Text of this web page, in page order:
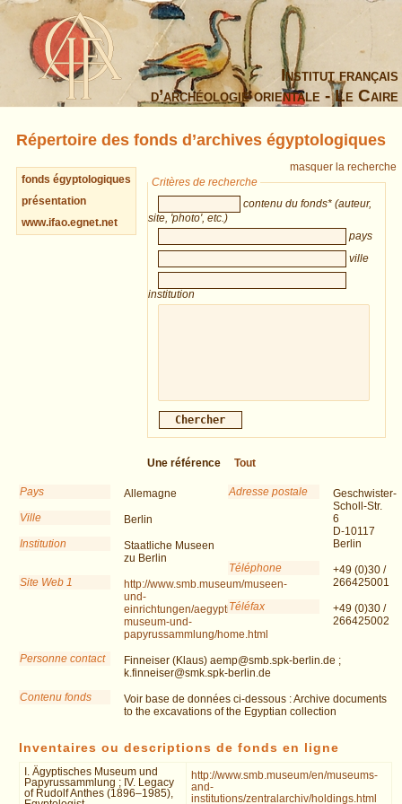
Institut français
d’archéologie orientale - Le Caire
Répertoire des fonds d’archives égyptologiques
fonds égyptologiques
présentation
www.ifao.egnet.net
masquer la recherche
Critères de recherche
contenu du fonds* (auteur,
site, 'photo', etc.)
pays
ville
institution
Une référence Tout
Pays
Allemagne
Ville
Berlin
Institution
Staatliche Museen
zu Berlin
Site Web 1
http://www.smb.museum/museen-
und-
einrichtungen/aegyptisches-
museum-und-
papyrussammlung/home.html
Adresse postale
Geschwister-
Scholl-Str.
6
D-10117
Berlin
Téléphone
+49 (0)30 /
266425001
Téléfax
+49 (0)30 /
266425002
Personne contact
Finneiser (Klaus) aemp@smb.spk-berlin.de ;
k.finneiser@smk.spk-berlin.de
Contenu fonds
Voir base de données ci-dessous : Archive documents
to the excavations of the Egyptian collection
Inventaires ou descriptions de fonds en ligne
I. Ägyptisches Museum und
Papyrussammlung ; IV. Legacy
of Rudolf Anthes (1896–1985),
http://www.smb.museum/en/museums-
and-
institutions/zentralarchiv/holdings.html